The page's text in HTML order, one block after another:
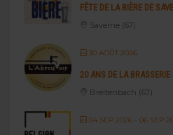
FÊTE DE LA BIÈRE DE
Saverne (67)
30 AOÛT 2026
20 ANS DE LA BRASSERIE
Breitenbach (67)
04 SEP 2026- 06 SEP